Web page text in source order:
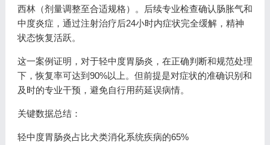
西林（剂量调整至合适规格）。后续专业检查确认肠胀气和
中度炎症，通过注射治疗后24小时内症状完全缓解，精神
状态恢复活跃。
这一案例证明，对于轻中度胃肠炎，在正确判断和规范处理
下，恢复率可达到90%以上。但前提是对症状的准确识别和
及时的专业干预，避免自行用药延误病情。
关键数据总结：
轻中度胃肠炎占比犬类消化系统疾病的65%